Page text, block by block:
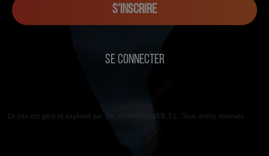
S‘INSCRIRE
SE CONNECTER